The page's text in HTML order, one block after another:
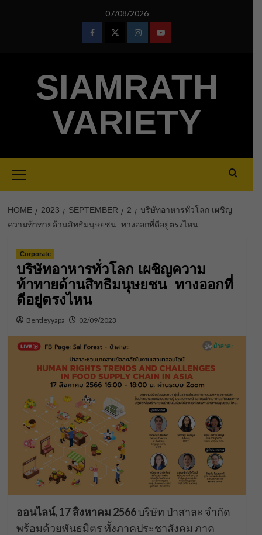
07/08/2026
FacebookTwitterInstagramYoutube
SIAMRATH
VARIETY
Menu
HOME 2023 SEPTEMBER 2
บริษัทอาหารทั่วโลก เผชิญ
ความท้าทายด้านสิทธิมนุษยชน ทางออกที่ดีอยู่ตรงไหน
Corporate
บริษัทอาหารทั่วโลก เผชิญความ
ท้าทายด้านสิทธิมนุษยชน ทางออกที่
ดีอยู่ตรงไหน
Bentleyyapa 02/09/2023
ออนไลน์, 17 สิงหาคม 2566บริษัท ป่าสาละ จำกัด
พร้อมด้วยพันธมิตร ทั้งภาคประชาสังคม ภาค